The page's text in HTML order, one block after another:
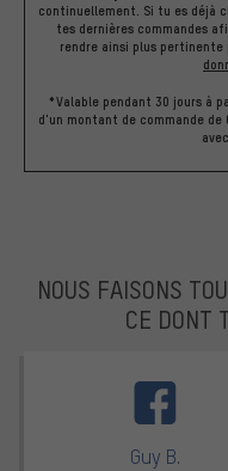
continuellement. Si tu es déjà
tes dernières commandes
rendre ainsi plus pertinente
*Valable pendant 30 jours à
d'un montant de commande
NOUS FAISONS
CE DONT
Guy B.